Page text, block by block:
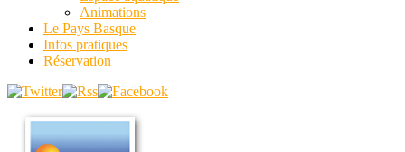
Animations
Le Pays Basque
Infos pratiques
Réservation